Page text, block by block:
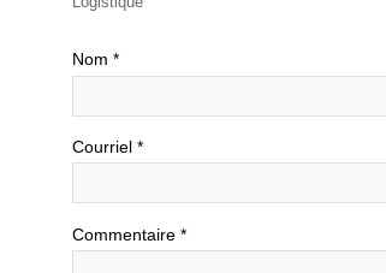
Commentaire *
Nom *
Courriel *